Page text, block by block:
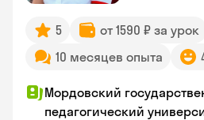
5
от 1590 ₽ за урок
10 месяцев опыта
Мордовский
педагогический